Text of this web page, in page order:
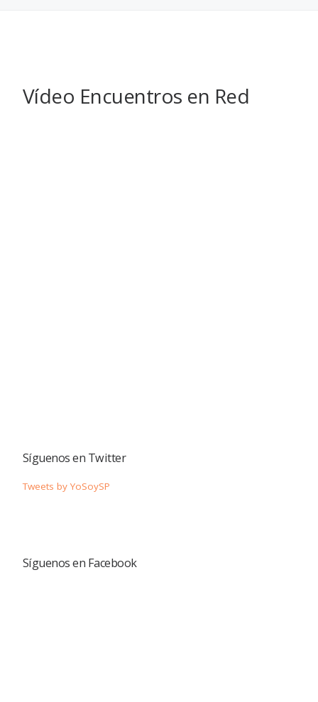
Vídeo Encuentros en Red
Síguenos en Twitter
Tweets by YoSoySP
Síguenos en Facebook